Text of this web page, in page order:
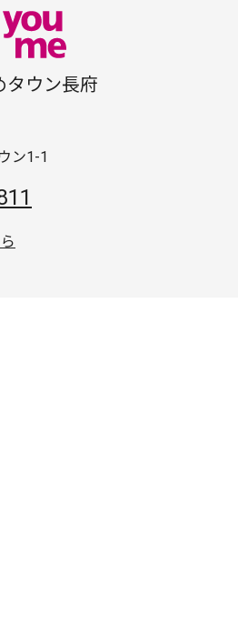
タウン長府
ン1-1